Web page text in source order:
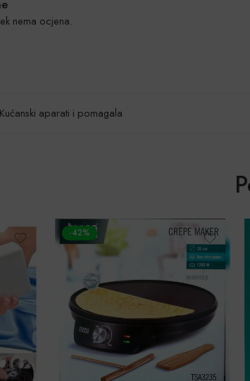
nema ocjena.
Kućanski aparati i pomagala
-50%
RASPRODANO